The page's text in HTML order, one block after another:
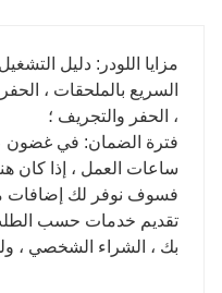
مزايا اللودر: دليل
السريع بالملحقات ،
، الحفر والتجريف ؛
ساعات العمل ، إذا كان
فسوف نوفر لك إضافات
تقديم خدمات حسب
بك ، الشراء الشخصي ،